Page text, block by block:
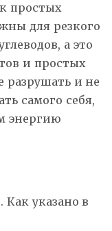
простых
для резкого
а это
и простых
разрушать и не
самого себя,
энергию
указано в